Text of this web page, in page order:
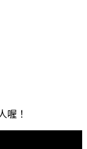
喔！